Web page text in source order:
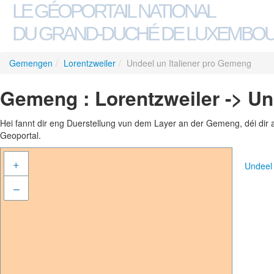
LE GÉOPORTAIL NATIONAL
DU GRAND-DUCHÉ DE
Gemengen / Lorentzweiler / Undeel un Italiener pro Gemeng
Gemeng : Lorentzweiler ->
Hei fannt dir eng Duerstellung vun dem Layer an der Gemeng, déi
Geoportal.
+
–